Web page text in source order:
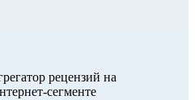
рецензий на
сегменте